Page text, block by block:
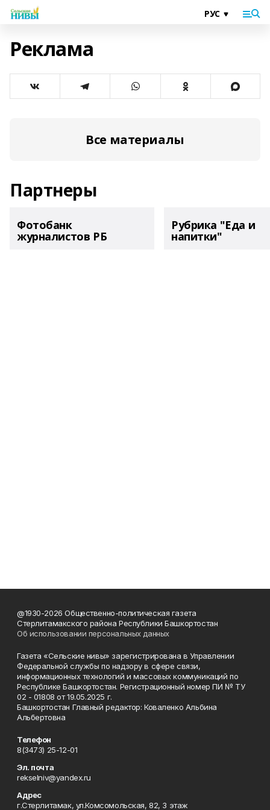
Реклама
Все материалы
Партнеры
Фотобанк
журналистов РБ
Рубрика "Еда и
напитки"
@1930-2026 Общественно-политическая газета
Стерлитамакского района Республики Башкортостан
Об использовании персональных данных
Газета «Сельские нивы» зарегистрирована в Управлении
Федеральной службы по надзору в сфере связи,
информационных технологий и массовых коммуникаций по
Республике Башкортостан. Регистрационный номер ПИ № ТУ
02 - 01808 от 19.05.2025 г.
Башкортостан Главный редактор: Коваленко Альбина
Альбертовна
Телефон
8(3473) 25-12-01
Эл. почта
rekselniv@yandex.ru
Адрес
г.Стерлитамак, ул.Комсомольская, 82, 3 этаж